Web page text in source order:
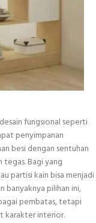
fungsional seperti
penyimpanan
besi dengan sentuhan
Bagi yang
partisi kain bisa menjadi
banyaknya pilihan ini,
pembatas, tetapi
karakter interior.